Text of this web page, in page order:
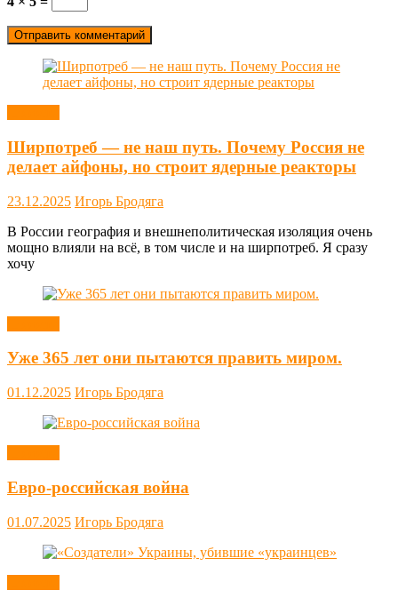
Ширпотреб — не наш путь. Почему Россия не
делает айфоны, но строит ядерные реакторы
23.12.2025 Игорь Бродяга
В России география и внешнеполитическая изоляция очень
мощно влияли на всё, в том числе и на ширпотреб. Я сразу
хочу
Уже 365 лет они пытаются править миром.
01.12.2025 Игорь Бродяга
Евро-российская война
01.07.2025 Игорь Бродяга